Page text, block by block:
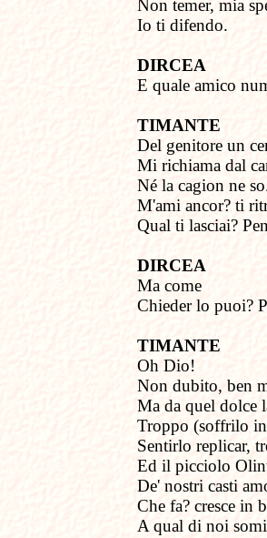
Non temer, mia
Io ti difendo.
DIRCEA
E quale amico
TIMANTE
Del genitore un
Mi richiama dal
Né la cagion ne
M'ami ancor? ti
Qual ti lasciai?
DIRCEA
Ma come
Chieder lo puoi?
TIMANTE
Oh Dio!
Non dubito, ben
Ma da quel dolce
Troppo (soffrilo in
Sentirlo replicar,
Ed il picciolo
De' nostri casti
Che fa? cresce in
A qual di noi